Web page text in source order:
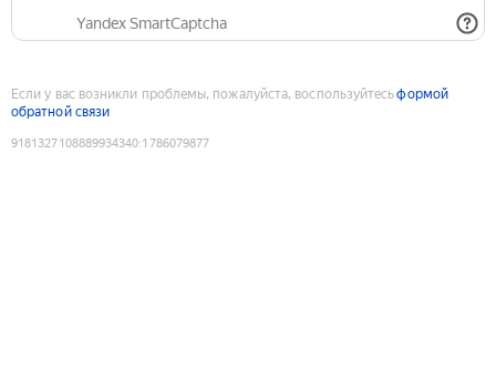
Yandex SmartCaptcha
Если у вас возникли проблемы, пожалуйста, воспользуйтесьформой
обратной связи
9181327108889934340:1786079877